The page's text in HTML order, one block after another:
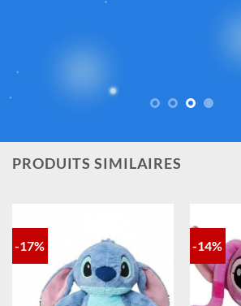
particulière portée à la qualité, aux
PRODUITS SIMILAIRES
-17% -14%